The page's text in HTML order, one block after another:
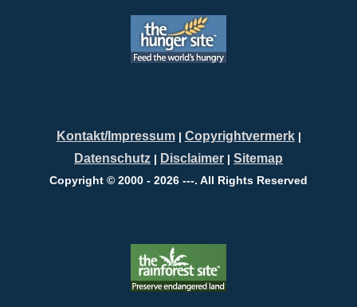
Kontakt/Impressum| Copyrightvermerk|
Datenschutz | Disclaimer | Sitemap
Copyright © 2000 - 2026 ---. All Rights Reserved